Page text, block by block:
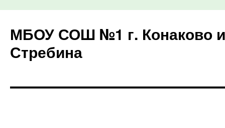
МБОУ СОШ №1 г. Конаково
Стребина